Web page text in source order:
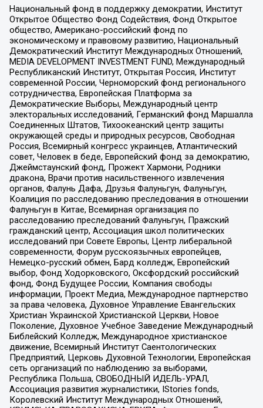
Национальный фонд в поддержку демократии, Институт
Открытое Общество Фонд Содействия, Фонд Открытое
общество, Американо-российский фонд по
экономическому и правовому развитию, Национальный
Демократический Институт Международных Отношений,
MEDIA DEVELOPMENT INVESTMENT FUND, Международный
Республиканский Институт, Открытая Россия, Институт
современной России, Черноморский фонд регионального
сотрудничества, Европейская Платформа за
Демократические Выборы, Международный центр
электоральных исследований, Германский фонд Маршалла
Соединенных Штатов, Тихоокеанский центр защиты
окружающей среды и природных ресурсов, Свободная
Россия, Всемирный конгресс украинцев, Атлантический
совет, Человек в беде, Европейский фонд за демократию,
Джеймстаунский фонд, Прожект Хармони, Родники
дракона, Врачи против насильственного извлечения
органов, Фалунь Дафа, Друзья Фалуньгун, Фалуньгун,
Коалиция по расследованию преследования в отношении
Фалуньгун в Китае, Всемирная организация по
расследованию преследований Фалуньгун, Пражский
гражданский центр, Ассоциация школ политических
исследований при Совете Европы, Центр либеральной
современности, Форум русскоязычных европейцев,
Немецко-русский обмен, Бард колледж, Европейский
выбор, Фонд Ходорковского, Оксфордский российский
фонд, Фонд Будущее России, Компания свободы
информации, Проект Медиа, Международное партнерство
за права человека, Духовное Управление Евангельских
Христиан Украинской Христианской Церкви, Новое
Поколение, Духовное Учебное Заведение Международный
Библейский Колледж, Международное христианское
движение, Всемирный Институт Саентологических
Предприятий, Церковь Духовной Технологии, Европейская
сеть организаций по наблюдению за выборами,
Республика Польша, СВОБОДНЫЙ ИДЕЛЬ-УРАЛ,
Ассоциация развития журналистики, IStories fonds,
Королевский Институт Международных Отношений,